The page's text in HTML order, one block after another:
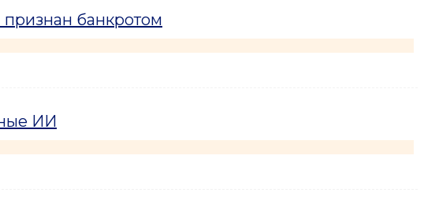
банкротом
ИИ